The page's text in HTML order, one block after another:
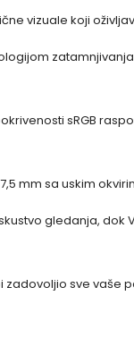
vizuale koji
sRGB
mm sa uskim
gledanja, dok
zadovoljio sve vaše